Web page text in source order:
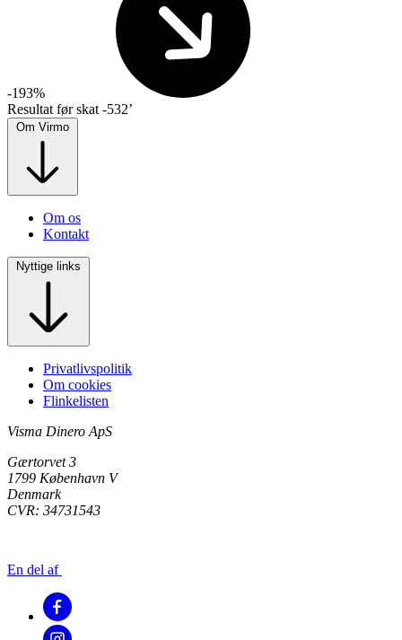
-193%
Resultat før skat -532’
Om Virmo
Om os
Kontakt
Nyttige links
Privatlivspolitik
Om cookies
Flinkelisten
Visma Dinero ApS
Gærtorvet 3
1799 København V
Denmark
CVR: 34731543
En del af